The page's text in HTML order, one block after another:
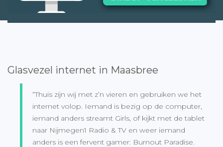
Glasvezel internet in Maasbree
“Thuis zijn wij met z’n vieren en gebruiken we het
internet volop. Iemand is bezig op de computer,
iemand anders streamt Girls, of kijkt met de tablet
naar Nijmegen1 Radio & TV en weer iemand
anders is een fervent gamer: Burnout Paradise.